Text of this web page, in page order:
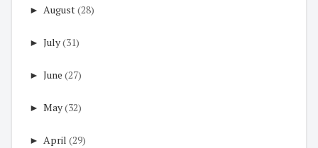
► August(28)
► July(31)
► June (27)
► May(32)
► April (29)